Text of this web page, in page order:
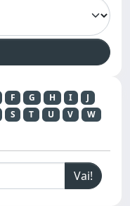
F G H I
J
S T U V
W